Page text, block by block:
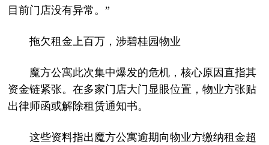
目前门店没有异常。”
拖欠租金上百万，涉碧桂园物业
魔方公寓此次集中爆发的危机，核心原因直指其
资金链紧张。在多家门店大门显眼位置，物业方张贴
出律师函或解除租赁通知书。
这些资料指出魔方公寓逾期向物业方缴纳租金超